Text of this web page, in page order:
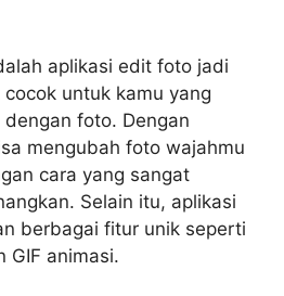
aplikasi edit foto jadi
untuk kamu yang
foto. Dengan
mengubah foto wajahmu
cara yang sangat
Selain itu, aplikasi
berbagai fitur unik seperti
GIF animasi.